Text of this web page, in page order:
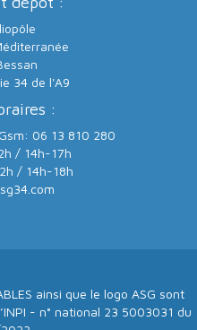
34 de l'A9
:
06 13 810 280
/ 14h-17h
/ 14h-18h
ainsi que le logo ASG sont
- n° national 23 5003031 du